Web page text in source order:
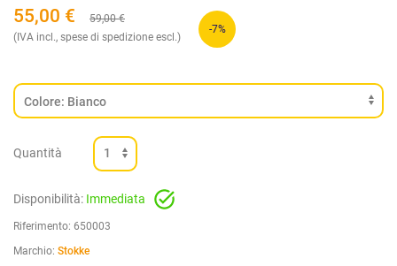
55,00 € 59,00€
(IVA incl., spese di spedizione escl.)
-7%
Quantità
Disponibilità: Immediata
Riferimento: 650003
Marchio: Stokke